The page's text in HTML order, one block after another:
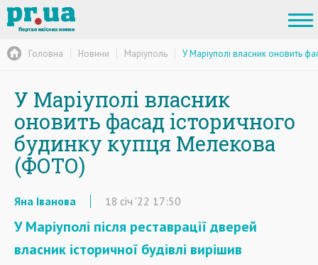
Головна Новини Маріуполь У Маріуполі власник оновить
У Маріуполі власник
оновить фасад історичного
будинку купця Мелекова
(ФОТО)
Яна Іванова 18 січ '22 17:50
У Маріуполі після реставрації дверей
власник історичної будівлі вирішив